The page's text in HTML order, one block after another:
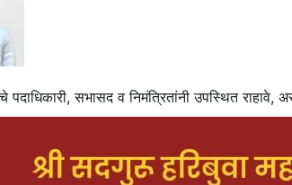
पदाधिकारी, सभासद व निमंत्रितांनी उपस्थित